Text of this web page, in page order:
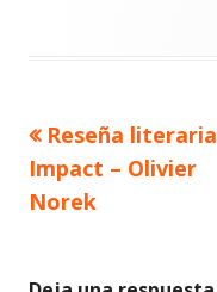
Navegación
de
Artículo
anterior
Reseña
Impact – Olivier
Norek